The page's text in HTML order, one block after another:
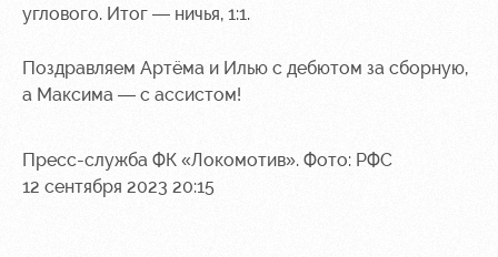
углового. Итог — ничья, 1:1.
Поздравляем Артёма и Илью с дебютом за сборную,
а Максима — с ассистом!
Пресс-служба ФК «Локомотив». Фото: РФС
12 сентября 2023 20:15